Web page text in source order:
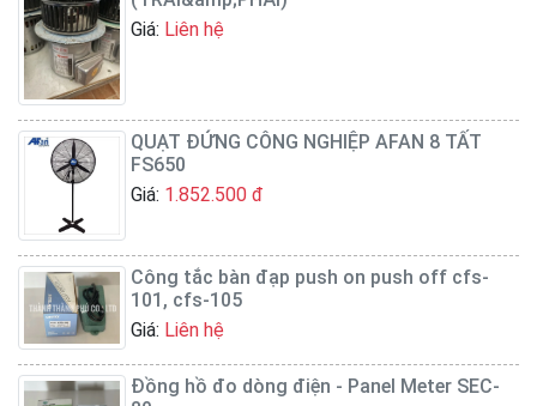
Giá: Liên hệ
QUẠT ĐỨNG CÔNG NGHIỆP AFAN 8 TẤT
FS650
Giá:
1.852.500 đ
Công tắc bàn đạp push on push off cfs-
101, cfs-105
Giá:Liên hệ
Đồng hồ đo dòng điện - Panel Meter SEC-
80